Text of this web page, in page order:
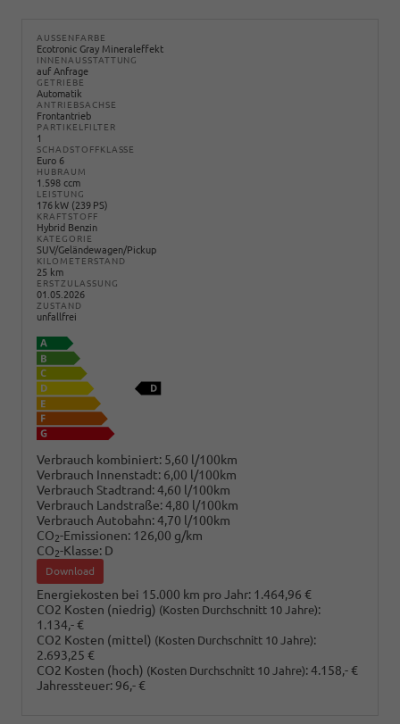
AUSSENFARBE
Ecotronic Gray Mineraleffekt
INNENAUSSTATTUNG
auf Anfrage
GETRIEBE
Automatik
ANTRIEBSACHSE
Frontantrieb
PARTIKELFILTER
1
SCHADSTOFFKLASSE
Euro 6
HUBRAUM
1.598 ccm
LEISTUNG
176 kW (239 PS)
KRAFTSTOFF
Hybrid Benzin
KATEGORIE
SUV/Geländewagen/Pickup
KILOMETERSTAND
25 km
ERSTZULASSUNG
01.05.2026
ZUSTAND
unfallfrei
Verbrauch kombiniert: 5,60 l/100km
Verbrauch Innenstadt: 6,00 l/100km
Verbrauch Stadtrand:4,60 l/100km
Verbrauch Landstraße:4,80 l/100km
Verbrauch Autobahn:4,70 l/100km
CO2-Emissionen: 126,00 g/km
CO2-Klasse: D
Download
Energiekosten bei 15.000 km pro Jahr: 1.464,96 €
CO2 Kosten (niedrig) (Kosten Durchschnitt 10 Jahre):
1.134,- €
CO2 Kosten (mittel) (Kosten Durchschnitt 10 Jahre):
2.693,25 €
CO2 Kosten (hoch) (Kosten Durchschnitt 10 Jahre):4.158,- €
Jahressteuer: 96,- €